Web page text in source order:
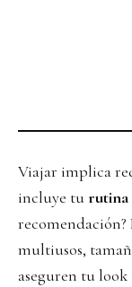
Viajar implica
incluye turutina
multiusos,
aseguren tu